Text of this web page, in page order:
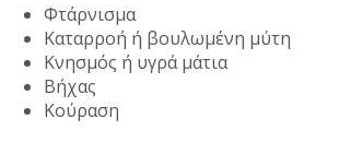
Φτάρνισμα
Καταρροή ή βουλωμένη μύτη
Κνησμός ή υγρά μάτια
Βήχας
Κούραση